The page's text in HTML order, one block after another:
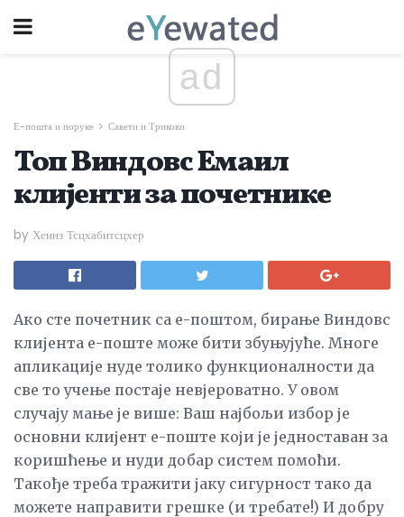
ad
Е-пошта и поруке Савети и Трикови
Топ Виндовс Емаил
клијенти за почетнике
by Хеинз Тсцхабитсцхер
Ако сте почетник са е-поштом, бирање Виндовс
клијента е-поште може бити збуњујуће. Многе
апликације нуде толико функционалности да
све то учење постаје невјероватно. У овом
случају мање је више: Ваш најбољи избор је
основни клијент е-поште који је једноставан за
коришћење и нуди добар систем помоћи.
Такође треба тражити јаку сигурност тако да
можете направити грешке (и требате!) И добру